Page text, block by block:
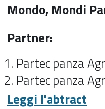
Mondo, Mondi
Partner:
Partecipanza
Partecipanza
Leggi l'abtract